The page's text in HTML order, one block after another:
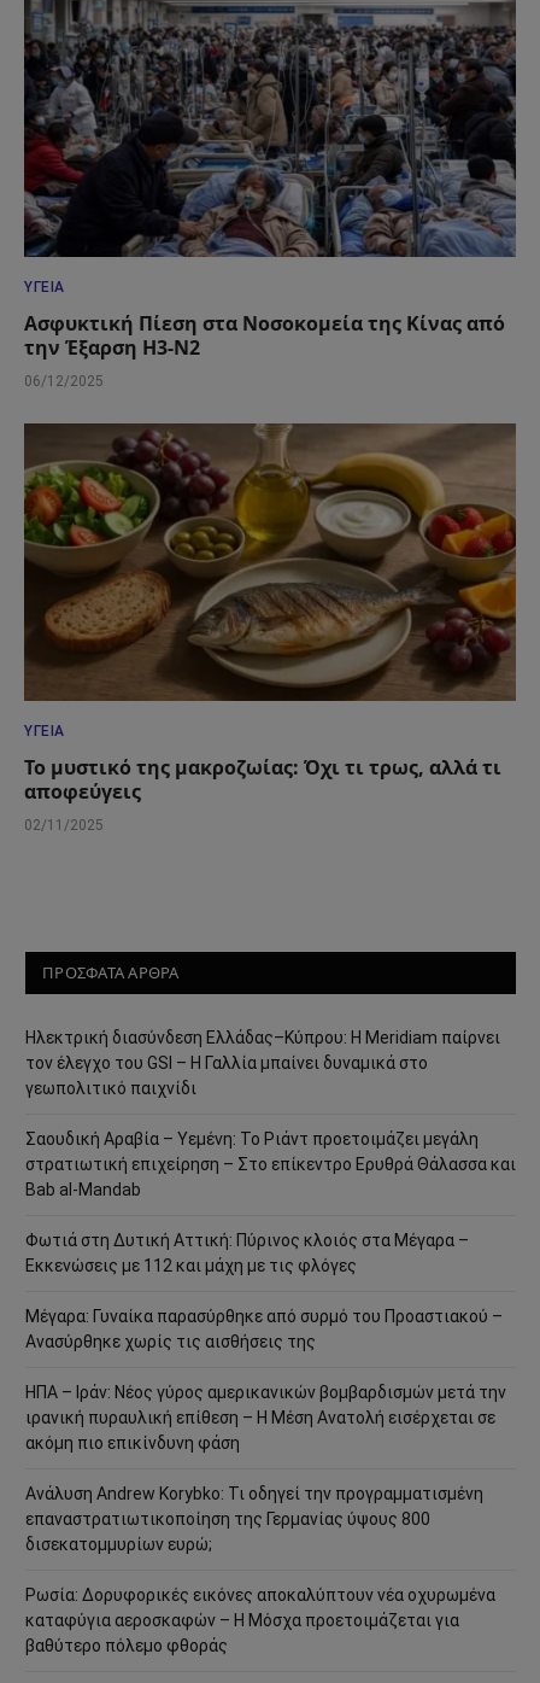
ΥΓΕΊΑ
Ασφυκτική Πίεση στα Νοσοκομεία της Κίνας από
την Έξαρση H3-N2
06/12/2025
ΥΓΕΊΑ
Το μυστικό της μακροζωίας: Όχι τι τρως, αλλά τι
αποφεύγεις
02/11/2025
ΠΡΟΣΦΑΤΑ ΑΡΘΡΑ
Ηλεκτρική διασύνδεση Ελλάδας–Κύπρου: Η Meridiam παίρνει
τον έλεγχο του GSI – Η Γαλλία μπαίνει δυναμικά στο
γεωπολιτικό παιχνίδι
Σαουδική Αραβία – Υεμένη: Το Ριάντ προετοιμάζει μεγάλη
στρατιωτική επιχείρηση – Στο επίκεντρο Ερυθρά Θάλασσα και
Bab al-Mandab
Φωτιά στη Δυτική Αττική: Πύρινος κλοιός στα Μέγαρα –
Εκκενώσεις με 112 και μάχη με τις φλόγες
Μέγαρα: Γυναίκα παρασύρθηκε από συρμό του Προαστιακού –
Ανασύρθηκε χωρίς τις αισθήσεις της
ΗΠΑ – Ιράν: Νέος γύρος αμερικανικών βομβαρδισμών μετά την
ιρανική πυραυλική επίθεση – Η Μέση Ανατολή εισέρχεται σε
ακόμη πιο επικίνδυνη φάση
Ανάλυση Andrew Korybko: Τι οδηγεί την προγραμματισμένη
επαναστρατιωτικοποίηση της Γερμανίας ύψους 800
δισεκατομμυρίων ευρώ;
Ρωσία: Δορυφορικές εικόνες αποκαλύπτουν νέα οχυρωμένα
καταφύγια αεροσκαφών – Η Μόσχα προετοιμάζεται για
βαθύτερο πόλεμο φθοράς